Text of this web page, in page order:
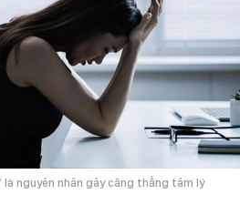
nguyên nhân gây căng thẳng tâm lý